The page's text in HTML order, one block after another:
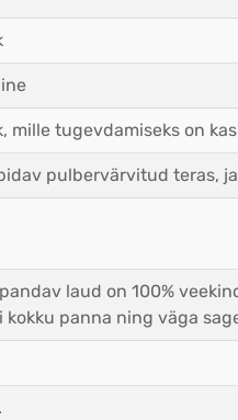
mille tugevdamiseks on
pulbervärvitud teras,
laud on 100%
kokku panna ning väga